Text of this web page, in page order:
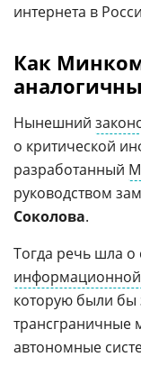
интернета в
Как
Нынешний
о критической
разработанный
руководством
Соколова.
Тогда речь шла о
которую были бы
трансграничные
автономные